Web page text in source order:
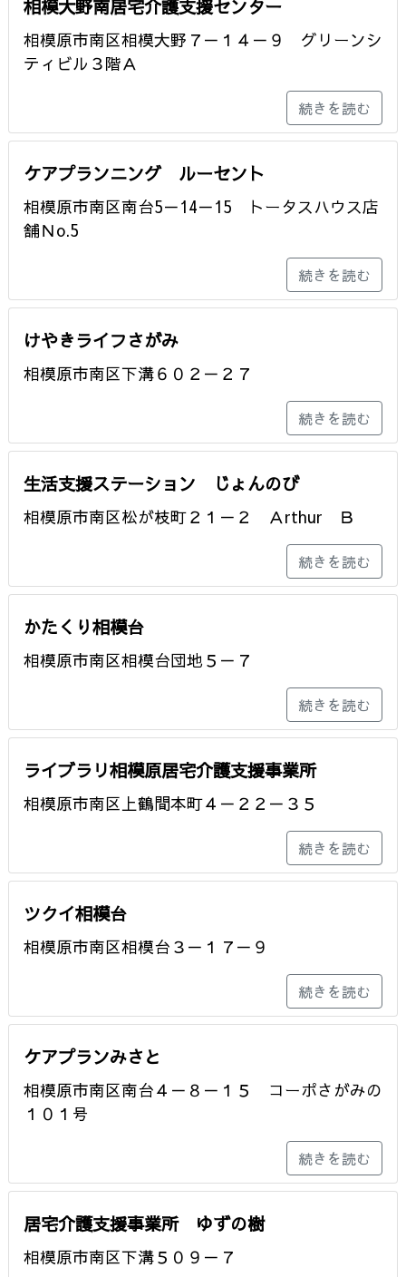
相模大野南居宅介護支援センター
相模原市南区相模大野７－１４－９ グリーンシ
ティビル３階Ａ
続きを読む
ケアプランニング ルーセント
相模原市南区南台5－14－15 トータスハウス店
舗Ｎo.5
続きを読む
けやきライフさがみ
相模原市南区下溝６０２－２７
続きを読む
生活支援ステーション じょんのび
相模原市南区松が枝町２１－２ Ａrthur Ｂ
続きを読む
かたくり相模台
相模原市南区相模台団地５－７
続きを読む
ライブラリ相模原居宅介護支援事業所
相模原市南区上鶴間本町４－２２－３５
続きを読む
ツクイ相模台
相模原市南区相模台３－１７－９
続きを読む
ケアプランみさと
相模原市南区南台４－８－１５ コーポさがみの
１０１号
続きを読む
居宅介護支援事業所 ゆずの樹
相模原市南区下溝５０９－７